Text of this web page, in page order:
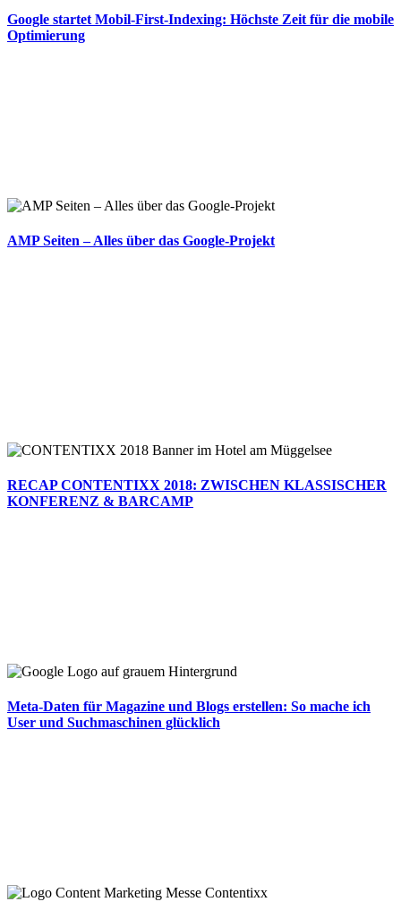
Google startet Mobil-First-Indexing: Höchste Zeit für die mobile
Optimierung
AMP Seiten – Alles über das Google-Projekt
RECAP CONTENTIXX 2018: ZWISCHEN KLASSISCHER
KONFERENZ & BARCAMP
Meta-Daten für Magazine und Blogs erstellen: So mache ich
User und Suchmaschinen glücklich